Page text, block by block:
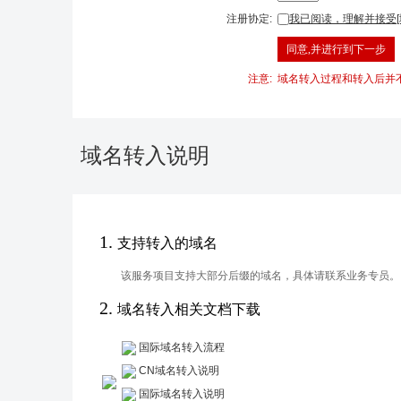
注册协定: 我已阅读，理解并接受
注意: 域名转入过程和转入后并
域名转入说明
1. 支持转入的域名
该服务项目支持大部分后缀的域名，具体请联系业务专员。
2. 域名转入相关文档下载
国际域名转入流程
CN域名转入说明
国际域名转入说明